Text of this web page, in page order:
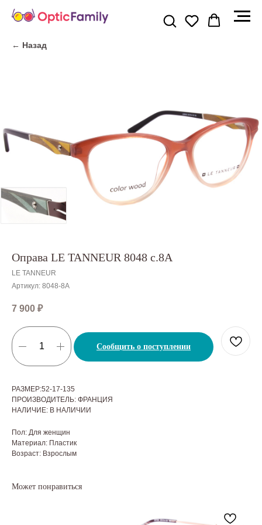
← Назад
Оправа LE TANNEUR 8048 c.8A
LE TANNEUR
Артикул: 8048-8A
7 900 ₽
Сообщить о поступлении
РАЗМЕР:52-17-135
ПРОИЗВОДИТЕЛЬ: ФРАНЦИЯ
НАЛИЧИЕ: В НАЛИЧИИ
Пол: Для женщин
Материал: Пластик
Возраст: Взрослым
Может понравиться